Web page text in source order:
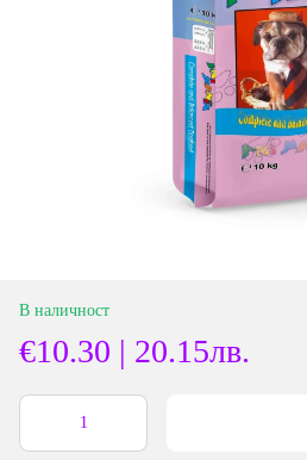
В наличност
€10.30 | 20.15лв.